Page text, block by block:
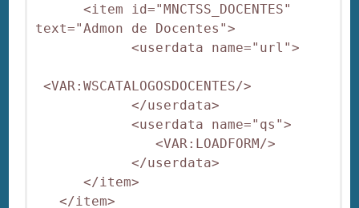
<item id="MNCTSS_DOCENTES"
text="Admon de Docentes">
<userdata name="url">
<VAR:WSCATALOGOSDOCENTES/>
</userdata>
<userdata name="qs">
<VAR:LOADFORM/>
</userdata>
</item>